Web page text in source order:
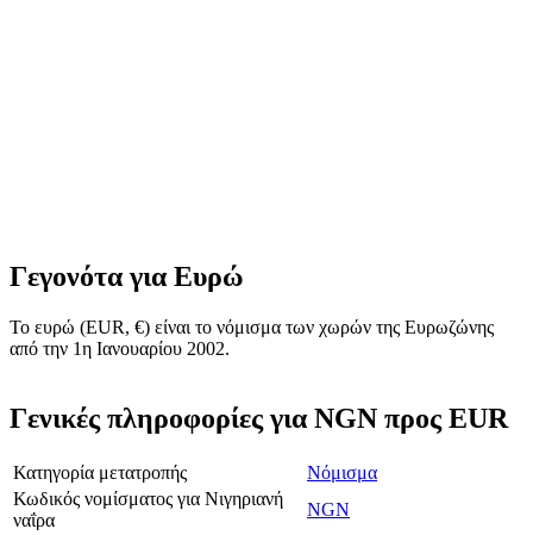
Γεγονότα για Ευρώ
To ευρώ (EUR, €) είναι το νόμισμα των χωρών της Ευρωζώνης
από την 1η Ιανουαρίου 2002.
Γενικές πληροφορίες για NGN προς EUR
Κατηγορία μετατροπής
Νόμισμα
Κωδικός νομίσματος για Νιγηριανή
ναΐρα
NGN